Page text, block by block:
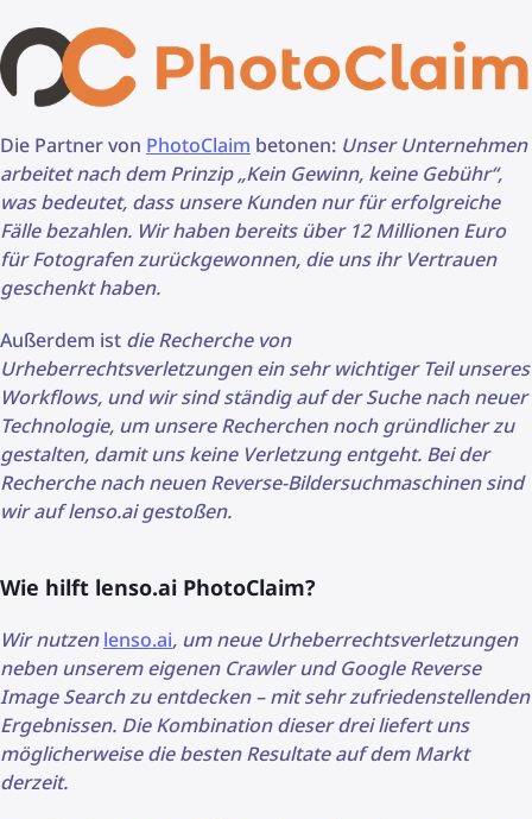
Die Partner von PhotoClaim betonen: Unser Unternehmen
arbeitet nach dem Prinzip „Kein Gewinn, keine Gebühr“,
was bedeutet, dass unsere Kunden nur für erfolgreiche
Fälle bezahlen. Wir haben bereits über 12 Millionen Euro
für Fotografen zurückgewonnen, die uns ihr Vertrauen
geschenkt haben.
Außerdem ist die Recherche von
Urheberrechtsverletzungen ein sehr wichtiger Teil unseres
Workflows, und wir sind ständig auf der Suche nach neuer
Technologie, um unsere Recherchen noch gründlicher zu
gestalten, damit uns keine Verletzung entgeht. Bei der
Recherche nach neuen Reverse-Bildersuchmaschinen sind
wir auf lenso.ai gestoßen.
Wie hilft lenso.ai PhotoClaim?
Wir nutzenlenso.ai, um neue Urheberrechtsverletzungen
neben unserem eigenen Crawler und Google Reverse
Image Search zu entdecken – mit sehr zufriedenstellenden
Ergebnissen. Die Kombination dieser drei liefert uns
möglicherweise die besten Resultate auf dem Markt
derzeit.